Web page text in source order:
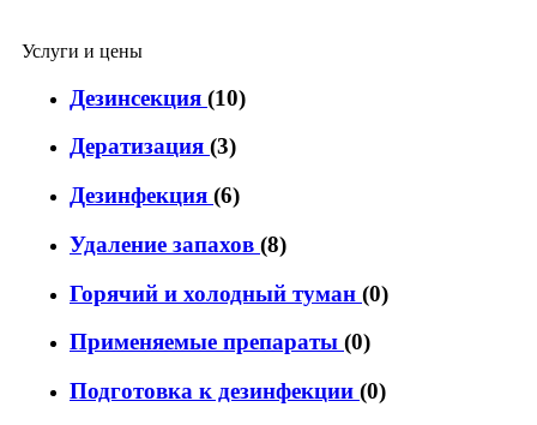
Услуги и цены
Дезинсекция (10)
Дератизация (3)
Дезинфекция (6)
Удаление запахов (8)
Горячий и холодный туман (0)
Применяемые препараты (0)
Подготовка к дезинфекции (0)